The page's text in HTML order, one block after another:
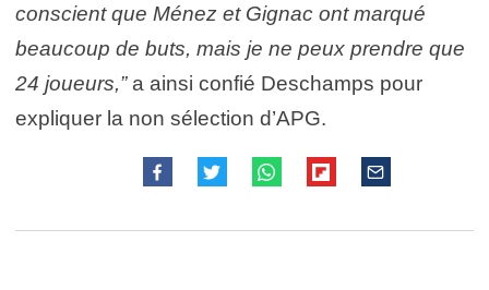
conscient que Ménez et Gignac ont marqué
beaucoup de buts, mais je ne peux prendre que
24 joueurs,”a ainsi confié Deschamps pour
expliquer la non sélection d’APG.